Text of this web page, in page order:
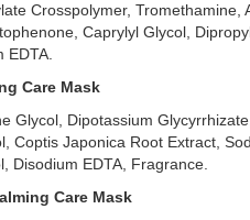
Crosspolymer,
Caprylyl Glycol,
EDTA.
Care Mask
Glycol, Dipotassium
Coptis Japonica Root Extract,
Disodium EDTA, Fragrance.
Care Mask